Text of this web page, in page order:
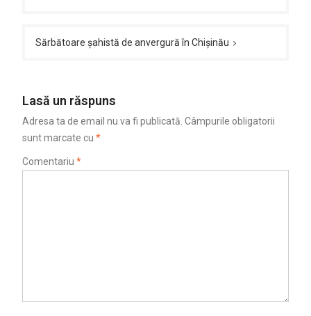
Sărbătoare șahistă de anvergură în Chișinău
Lasă un răspuns
Adresa ta de email nu va fi publicată. Câmpurile obligatorii
sunt marcate cu *
Comentariu *